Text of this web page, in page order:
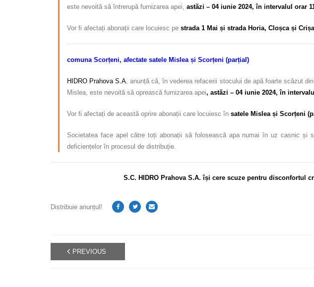
este nevoită să întrerupă furnizarea apei, astăzi – 04 iunie 2024, în intervalul orar
Vor fi afectați abonații care locuiesc pe strada 1 Mai și strada Horia, Cloșca și
comuna Scorțeni, afectate satele Mislea și Scorțeni (parțial)
HIDRO Prahova S.A.anunță că, în vederea refacerii stocului de apă foarte scăzut
Mislea, este nevoită să oprească furnizarea apei, astăzi – 04 iunie 2024, în
Vor fi afectați de această oprire abonații care locuiesc în satele Mislea și Scorțeni
Societatea face apel către toți abonații să folosească apa numai în uz casnic și
deficiențelor în procesul de distribuție.
S.C. HIDRO Prahova S.A. își cere scuze pentru disconfortul
Distribuie anunțul!
PREVIOUS